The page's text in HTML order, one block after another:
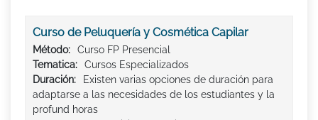
Curso de Peluquería y Cosmética Capilar
Método:
Curso FP Presencial
Tematica:
Cursos Especializados
Duración:
Existen varias opciones de duración para
adaptarse a las necesidades de los estudiantes y la
profund horas